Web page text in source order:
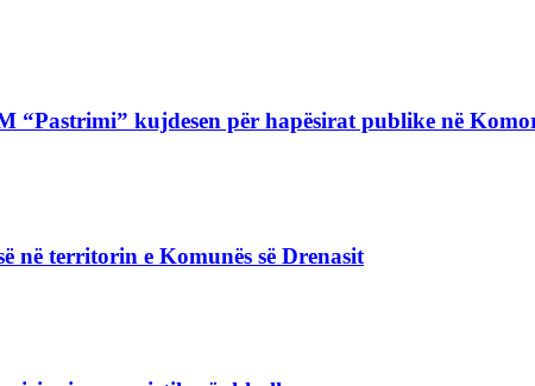
“Pastrimi” kujdesen për hapësirat publike në
në territorin e Komunës së Drenasit